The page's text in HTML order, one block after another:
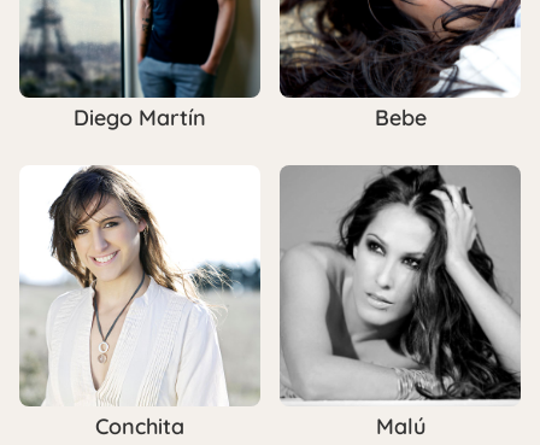
Diego Martín Bebe
Conchita Malú